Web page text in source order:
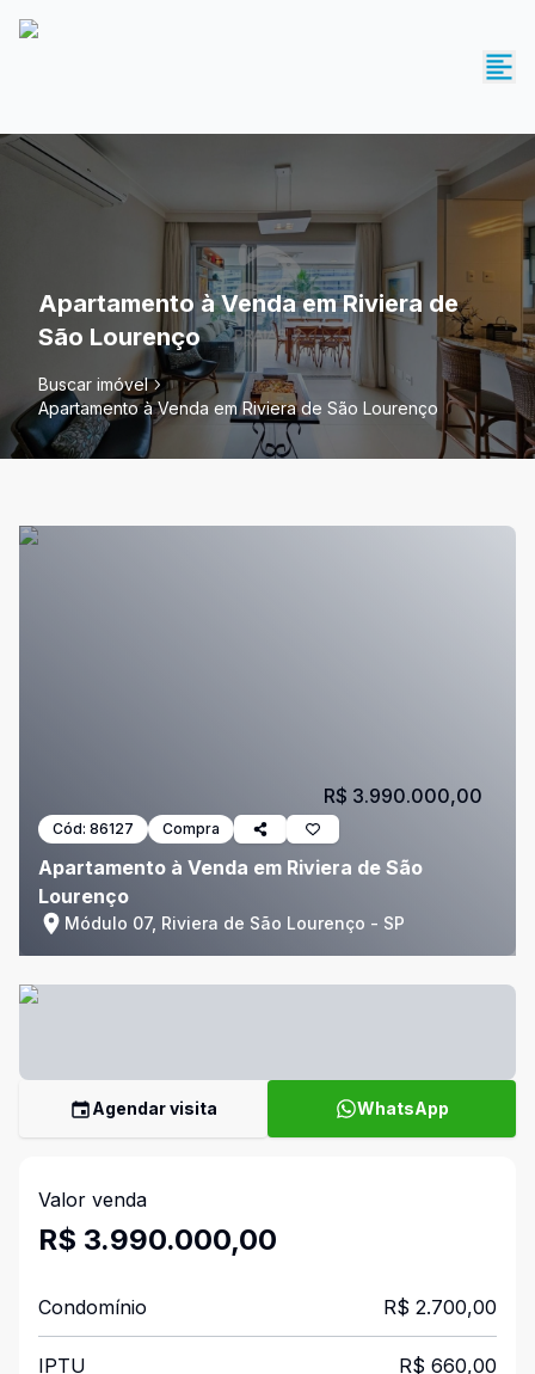
Apartamento à Venda em Riviera de
São Lourenço
Buscar imóvel
Apartamento à Venda em Riviera de São Lourenço
Cód: 86127 Compra
Apartamento à Venda em Riviera de São
Lourenço
Módulo 07, Riviera de São Lourenço - SP
R$ 3.990.000,00
Agendar visita WhatsApp
Valor venda
R$ 3.990.000,00
Condomínio R$ 2.700,00
IPTU R$ 660,00